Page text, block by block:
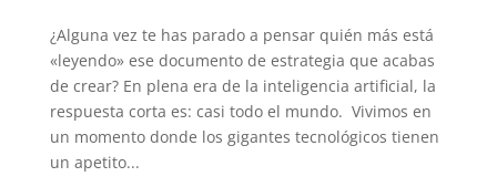
¿Alguna vez te has parado a pensar quién más está
«leyendo» ese documento de estrategia que acabas
de crear? En plena era de la inteligencia artificial, la
respuesta corta es: casi todo el mundo. Vivimos en
un momento donde los gigantes tecnológicos tienen
un apetito...